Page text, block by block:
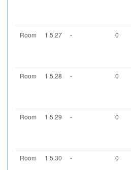
Room 1.5.27 - 0
Room 1.5.28 - 0
Room 1.5.29 - 0
Room 1.5.30 - 0